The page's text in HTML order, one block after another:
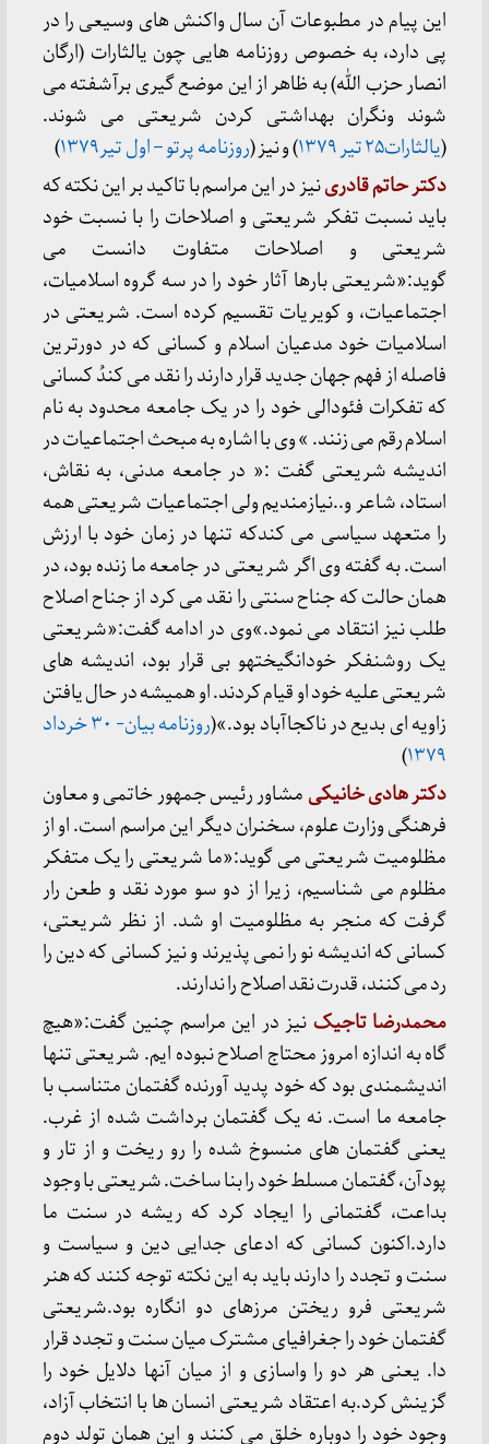
این پیام در مطبوعات آن سال واکنش های وسیعی را در
پی دارد، به خصوص روزنامه هایی چون یالثارات (ارگان
انصار حزب الله) به ظاهر از این موضع گیری برآشفته می
شوند ونگران بهداشتی کردن شریعتی می شوند.
(یالثارات۲۵ تیر ۱۳۷۹ ) و نیز (روزنامه پرتو – اول تیر۱۳۷۹
)
دکتر حاتم قادرینیز در این مراسم با تاکید بر این نکته که
باید نسبت تفکر شریعتی و اصلاحات را با نسبت خود
شریعتی و اصلاحات متفاوت دانست می
گوید:«شریعتی بارها آثار خود را در سه گروه اسلامیات،
اجتماعیات، و کویریات تقسیم کرده است. شریعتی در
اسلامیات خود مدعیان اسلام و کسانی که در دورترین
فاصله از فهم جهان جدید قرار دارند را نقد می کندُ کسانی
که تفکرات فئودالی خود را در یک جامعه محدود به نام
اسلام رقم می زنند. » وی با اشاره به مبحث اجتماعیات در
اندیشه شریعتی گفت :« در جامعه مدنی، به نقاش،
استاد، شاعر و..نیازمندیم ولی اجتماعیات شریعتی همه
را متعهد سیاسی می کندکه تنها در زمان خود با ارزش
است. به گفته وی اگر شریعتی در جامعه ما زنده بود، در
همان حالت که جناح سنتی را نقد می کرد از جناح اصلاح
طلب نیز انتقاد می نمود.»وی در ادامه گفت:«شریعتی
یک روشنفکر خودانگیختهو بی قرار بود، اندیشه های
شریعتی علیه خود او قیام کردند. او همیشه در حال یافتن
زاویه ای بدیع در ناکجاآباد بود.»(
روزنامه بیان- ۳۰ خرداد
۱۳۷۹)
دکتر هادی خانیکی مشاور رئیس جمهور خاتمی و معاون
فرهنگی وزارت علوم، سخنران دیگر این مراسم است. او از
مظلومیت شریعتی می گوید:«ما شریعتی را یک متفکر
مظلوم می شناسیم، زیرا از دو سو مورد نقد و طعن رار
گرفت که منجر به مظلومیت او شد. از نظر شریعتی،
کسانی که اندیشه نو را نمی پذیرند و نیز کسانی که دین را
رد می کنند، قدرت نقد اصلاح را ندارند.
محمدرضا تاجیک نیز در این مراسم چنین گفت:«هیچ
گاه به اندازه امروز محتاج اصلاح نبوده ایم. شریعتی تنها
اندیشمندی بود که خود پدید آورنده گفتمان متناسب با
جامعه ما است. نه یک گفتمان برداشت شده از غرب.
یعنی گفتمان های منسوخ شده را رو ریخت و از تار و
پودآن، گفتمان مسلط خود را بنا ساخت. شریعتی با وجود
بداعت، گفتمانی را ایجاد کرد که ریشه در سنت ما
دارد.اکنون کسانی که ادعای جدایی دین و سیاست و
سنت و تجدد را دارند باید به این نکته توجه کنند که هنر
شریعتی فرو ریختن مرزهای دو انگاره بود.شریعتی
گفتمان خود را جغرافیای مشترک میان سنت و تجدد قرار
دا. یعنی هر دو را واسازی و از میان آنها دلایل خود را
گزینش کرد.به اعتقاد شریعتی انسان ها با انتخاب آزاد،
وجود خود را دوباره خلق می کنند و این همان تولد دوم